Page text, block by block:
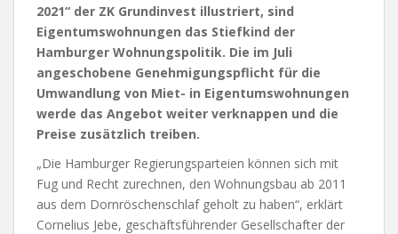
2021“ der ZK Grundinvest illustriert, sind
Eigentumswohnungen das Stiefkind der
Hamburger Wohnungspolitik. Die im Juli
angeschobene Genehmigungspflicht für die
Umwandlung von Miet- in Eigentumswohnungen
werde das Angebot weiter verknappen und die
Preise zusätzlich treiben.
„Die Hamburger Regierungsparteien können sich mit
Fug und Recht zurechnen, den Wohnungsbau ab 2011
aus dem Dornröschenschlaf geholt zu haben“, erklärt
Cornelius Jebe, geschäftsführender Gesellschafter der